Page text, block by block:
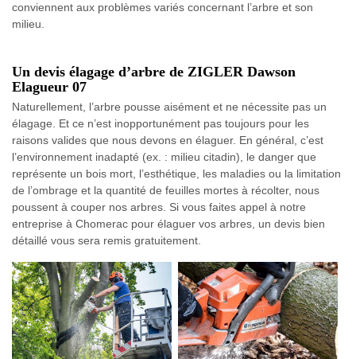
conviennent aux problèmes variés concernant l’arbre et son
milieu.
Un devis élagage d’arbre de ZIGLER Dawson
Elagueur 07
Naturellement, l’arbre pousse aisément et ne nécessite pas un
élagage. Et ce n’est inopportunément pas toujours pour les
raisons valides que nous devons en élaguer. En général, c’est
l’environnement inadapté (ex. : milieu citadin), le danger que
représente un bois mort, l’esthétique, les maladies ou la limitation
de l’ombrage et la quantité de feuilles mortes à récolter, nous
poussent à couper nos arbres. Si vous faites appel à notre
entreprise à Chomerac pour élaguer vos arbres, un devis bien
détaillé vous sera remis gratuitement.